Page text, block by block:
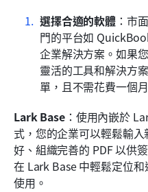
選擇合適的軟體 ：市
門的平台如
企業解決方案。如果
靈活的工具和解決方
單，且不需花費一個
Lark Base：使用內嵌於
式，您的企業可以輕鬆輸
好、組織完善的 PDF 以供
在 Lark Base 中輕鬆定位
使用。